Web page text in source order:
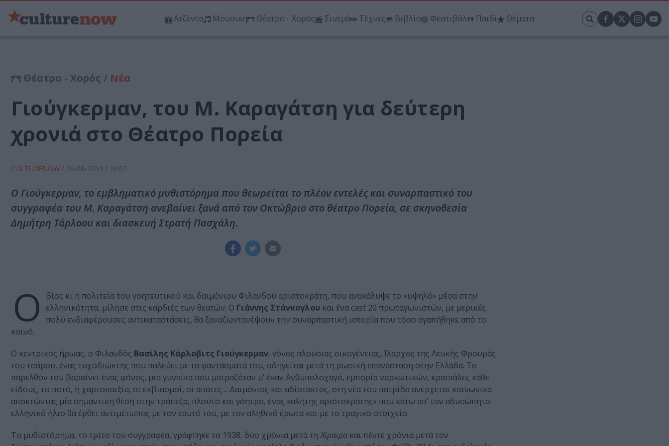
Ατζέντα Μουσική Θέατρο - Χορός Σινεμά Τέχνες Βιβλίο Φεστιβάλ Παιδί Θέματα
Θέατρο - Χορός / Νέα
Γιούγκερμαν, του Μ. Καραγάτση για δεύτερη
χρονιά στο Θέατρο Πορεία
CULTURENOW / 26-08-2019 / 20:02
Ο Γιούγκερμαν, το εμβληματικό μυθιστόρημα που θεωρείται το πλέον εντελές και συναρπαστικό του
συγγραφέα του Μ. Καραγάτση ανεβαίνει ξανά από τον Οκτώβριο στο θέατρο Πορεία, σε σκηνοθεσία
Δημήτρη Τάρλοου και διασκευή Στρατή Πασχάλη.
Ο
βίος κι η πολιτεία του γοητευτικού και δαιμόνιου Φιλανδού αριστοκράτη, που ανακάλυψε το «υψηλό» μέσα στην
ελληνικότητα, μίλησε στις καρδιές των θεατών. Ο Γιάννης Στάνκογλου και ένα cast 20 πρωταγωνιστών, με μερικές
πολύ ενδιαφέρουσες αντικαταστάσεις, θα ξαναζωντανέψουν την συναρπαστική ιστορία που τόσο αγαπήθηκε από το
κοινό.
Ο κεντρικός ήρωας, ο Φιλανδός Βασίλης Κάρλοβιτς Γιούγκερμαν, γόνος πλούσιας οικογένειας, Ίλαρχος της Λευκής Φρουράς
του τσάρου, ένας τυχοδιώκτης που παλεύει με τα φαντάσματά του, οδηγείται μετά τη ρωσική επανάσταση στην Ελλάδα. Το
παρελθόν του βαραίνει ένας φόνος, μια γυναίκα που μοιραζόταν μ’ έναν Ανθυπολοχαγό, εμπορία ναρκωτικών, κραιπάλες κάθε
είδους, το ποτό, η χαρτοπαιξία, οι εκβιασμοί, οι απάτες… Δαιμόνιος και αδίστακτος, στη νέα του πατρίδα ανέρχεται κοινωνικά
αποκτώντας μία σημαντική θέση στην τράπεζα, πλούτο και γόητρο, ένας «αλήτης αριστοκράτης» που κάτω απ’ τον αδυσώπητο
ελληνικό ήλιο θα έρθει αντιμέτωπος με τον εαυτό του, με τον αληθινό έρωτα και με το τραγικό στοιχείο.
Το μυθιστόρημα, το τρίτο του συγγραφέα, γράφτηκε το 1938, δύο χρόνια μετά τηΧίμαιρα και πέντε χρόνια μετά τον